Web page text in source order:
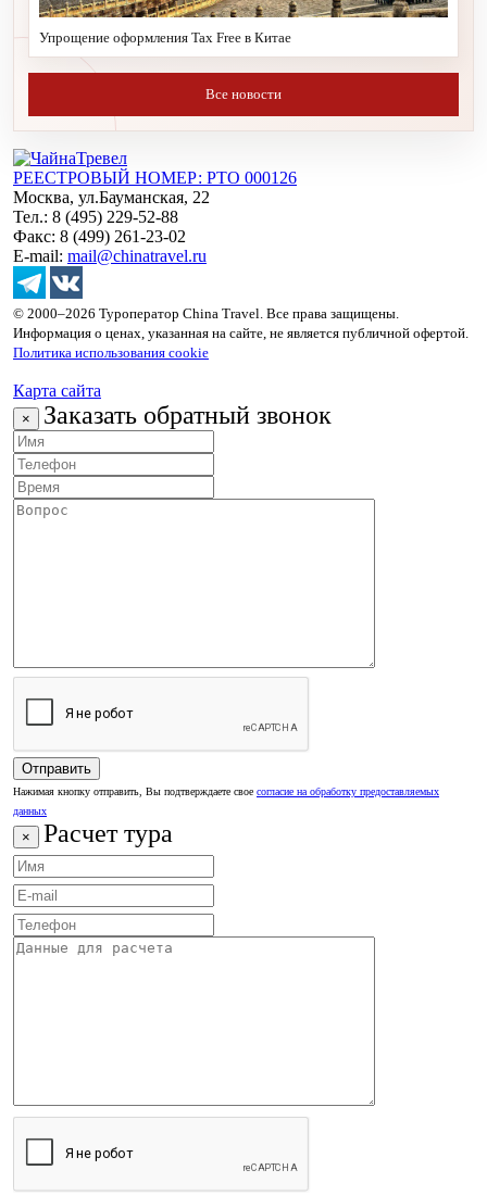
Упрощение оформления Tax Free в Китае
Все новости
РЕЕСТРОВЫЙ НОМЕР: РТО 000126
Москва, ул.Бауманская, 22
Тел.: 8 (495) 229-52-88
Факс: 8 (499) 261-23-02
E-mail: mail@chinatravel.ru
© 2000–2026 Туроператор China Travel. Все права защищены.
Информация о ценах, указанная на сайте, не является публичной офертой.
Политика использования cookie
Карта сайта
× Заказать обратный звонок
Нажимая кнопку отправить, Вы подтверждаете свое согласие на обработку предоставляемых
данных
× Расчет тура